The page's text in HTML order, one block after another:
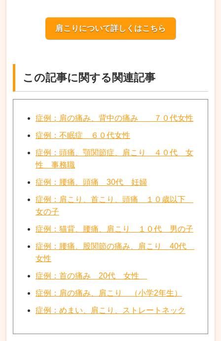
肩こりについて詳しくはこちら
この記事に関する関連記事
症例：肩の痛み、背中の痛み ７０代女性
症例：不眠症 ６０代女性
症例：頭痛、顎関節症、肩こり ４０代 女
性 事務職
症例：腰痛、頭痛 30代 妊婦
症例：肩こり、首こり、頭痛 １０歳以下
女の子
症例：猫背、腰痛、肩こり １０代 男の子
症例：腰痛、股関節の痛み、肩こり 40代
女性
症例：首の痛み 20代 女性
症例：肩の痛み、肩こり （小学2年生）
症例：めまい、肩こり、ストレートネック